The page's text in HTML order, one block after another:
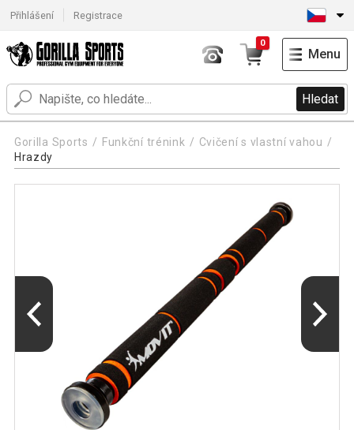
Přihlášení Registrace
Hledat
0
Menu
Gorilla Sports Funkční trénink
Cvičení s vlastní vahou
Hrazdy